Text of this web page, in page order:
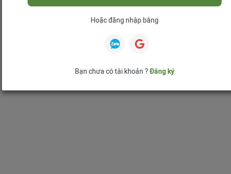
Hoặc đăng nhập bằng
Bạn chưa có tài khoản ?Đăng ký